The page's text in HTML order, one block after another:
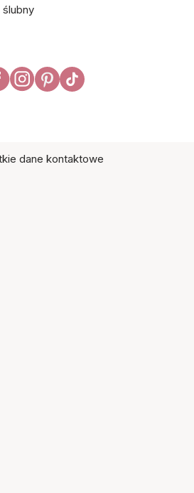
ślubny
dane kontaktowe